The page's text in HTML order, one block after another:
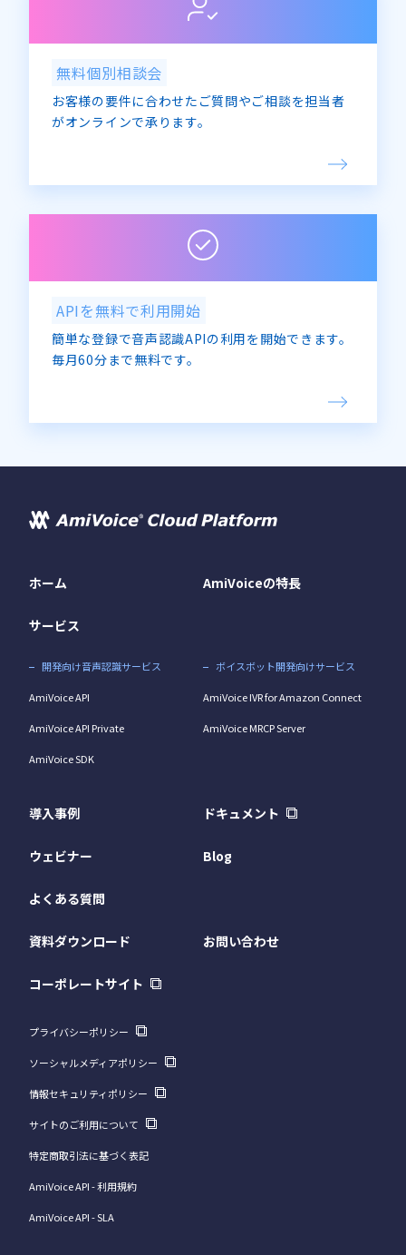
無料個別相談会
お客様の要件に合わせたご質問やご相談を担当者
がオンラインで承ります。
APIを無料で利用開始
簡単な登録で音声認識APIの利用を開始できます。
毎月60分まで無料です。
ホーム AmiVoiceの特長
サービス
開発向け音声認識サービス
AmiVoice API
AmiVoice API Private
AmiVoice SDK
ボイスボット開発向けサービス
AmiVoice IVR for Amazon Connect
AmiVoice MRCP Server
導入事例 ドキュメント
ウェビナー Blog
よくある質問
資料ダウンロード お問い合わせ
コーポレートサイト
プライバシーポリシー
ソーシャルメディアポリシー
情報セキュリティポリシー
サイトのご利用について
特定商取引法に基づく表記
AmiVoice API - 利用規約
AmiVoice API - SLA